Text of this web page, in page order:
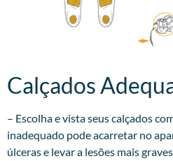
Calçados
– Escolha e vista seus calçados
inadequado pode acarretar no
úlceras e levar a lesões mais